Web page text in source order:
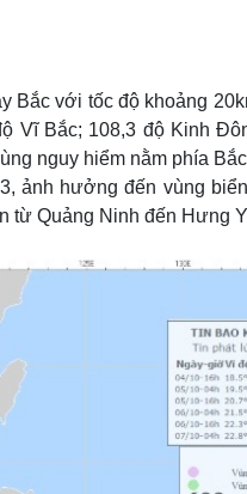
Bắc với tốc độ khoảng
Vĩ Bắc; 108,3 độ Kinh
nguy hiểm nằm phía
ảnh hưởng đến vùng
từ Quảng Ninh đến Hưng